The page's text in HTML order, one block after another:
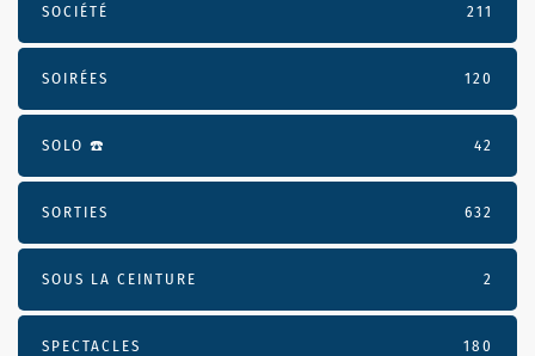
SOCIÉTÉ 211
SOIRÉES 120
SOLO ☎️ 42
SORTIES 632
SOUS LA CEINTURE 2
SPECTACLES 180